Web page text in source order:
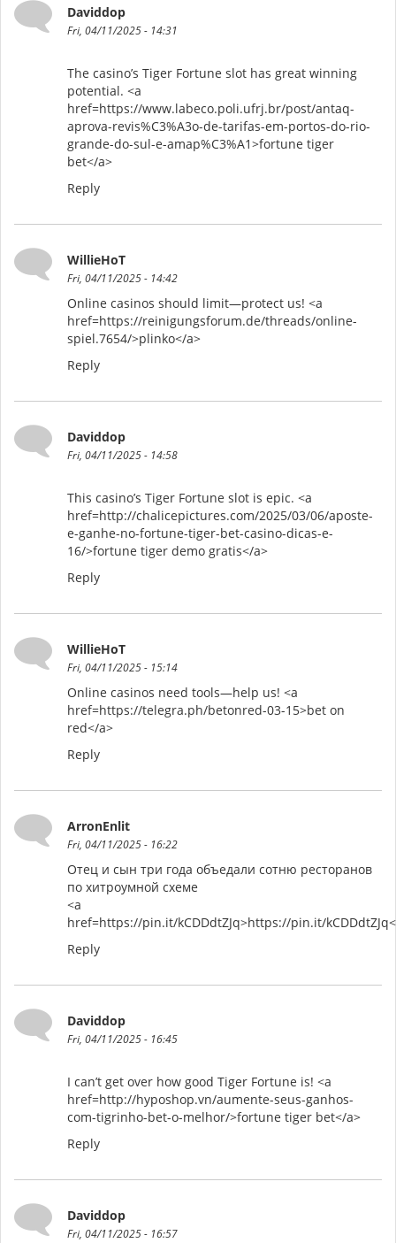
Daviddop
Fri, 04/11/2025 - 14:31
The casino’s Tiger Fortune slot has great winning
potential. <a
href=https://www.labeco.poli.ufrj.br/post/antaq-
aprova-revis%C3%A3o-de-tarifas-em-portos-do-rio-
grande-do-sul-e-amap%C3%A1>fortune tiger
bet</a>
Reply
WillieHoT
Fri, 04/11/2025 - 14:42
Online casinos should limit—protect us! <a
href=https://reinigungsforum.de/threads/online-
spiel.7654/>plinko</a>
Reply
Daviddop
Fri, 04/11/2025 - 14:58
This casino’s Tiger Fortune slot is epic. <a
href=http://chalicepictures.com/2025/03/06/aposte-
e-ganhe-no-fortune-tiger-bet-casino-dicas-e-
16/>fortune tiger demo gratis</a>
Reply
WillieHoT
Fri, 04/11/2025 - 15:14
Online casinos need tools—help us! <a
href=https://telegra.ph/betonred-03-15>bet on
red</a>
Reply
ArronEnlit
Fri, 04/11/2025 - 16:22
Отец и сын три года объедали сотню ресторанов
по хитроумной схеме
<a
href=https://pin.it/kCDDdtZJq>https://pin.it/
Reply
Daviddop
Fri, 04/11/2025 - 16:45
I can’t get over how good Tiger Fortune is! <a
href=http://hyposhop.vn/aumente-seus-ganhos-
com-tigrinho-bet-o-melhor/>fortune tiger bet</a>
Reply
Daviddop
Fri, 04/11/2025 - 16:57